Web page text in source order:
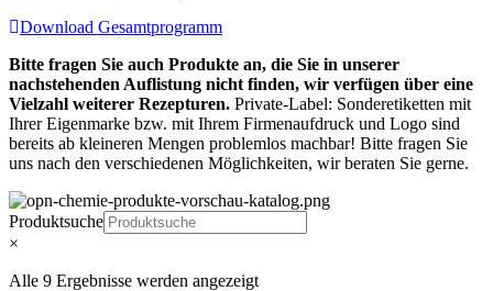
Download Gesamtprogramm
Bitte fragen Sie auch Produkte an, die Sie in unserer
nachstehenden Auflistung nicht finden, wir verfügen über eine
Vielzahl weiterer Rezepturen. Private-Label: Sonderetiketten mit
Ihrer Eigenmarke bzw. mit Ihrem Firmenaufdruck und Logo sind
bereits ab kleineren Mengen problemlos machbar! Bitte fragen Sie
uns nach den verschiedenen Möglichkeiten, wir beraten Sie gerne.
Produktsuche
×
Alle 9 Ergebnisse werden angezeigt